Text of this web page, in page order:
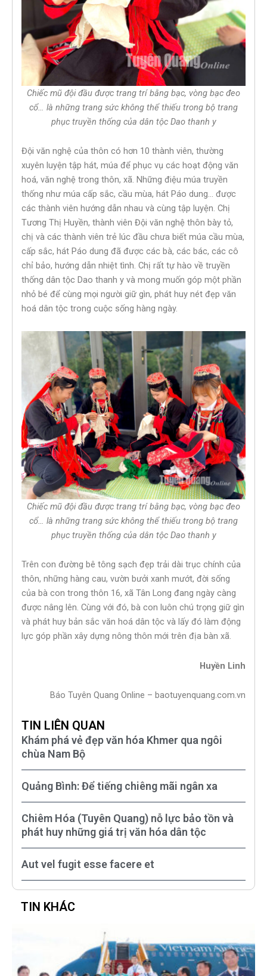
Chiếc mũ đội đầu được trang trí bằng bạc, vòng bạc đeo
cổ… là những trang sức không thể thiếu trong bộ trang
phục truyền thống của dân tộc Dao thanh y
Đội văn nghệ của thôn có hơn 10 thành viên, thường
xuyên luyện tập hát, múa để phục vụ các hoạt động văn
hoá, văn nghệ trong thôn, xã. Những điệu múa truyền
thống như múa cấp sắc, cầu mùa, hát Páo dung… được
các thành viên hướng dẫn nhau và cùng tập luyện. Chị
Tương Thị Huyền, thành viên Đội văn nghệ thôn bày tỏ,
chị và các thành viên trẻ lúc đầu chưa biết múa cầu mùa,
cấp sắc, hát Páo dung đã được các bà, các bác, các cô
chỉ bảo, hướng dẫn nhiệt tình. Chị rất tự hào về truyền
thống dân tộc Dao thanh y và mong muốn góp một phần
nhỏ bé để cùng mọi người giữ gìn, phát huy nét đẹp văn
hoá dân tộc trong cuộc sống hàng ngày.
Chiếc mũ đội đầu được trang trí bằng bạc, vòng bạc đeo
cổ… là những trang sức không thể thiếu trong bộ trang
phục truyền thống của dân tộc Dao thanh y
Trên con đường bê tông sạch đẹp trải dài trục chính của
thôn, những hàng cau, vườn bưởi xanh mướt, đời sống
của bà con trong thôn 16, xã Tân Long đang ngày càng
được nâng lên. Cùng với đó, bà con luôn chú trọng giữ gìn
và phát huy bản sắc văn hoá dân tộc và lấy đó làm động
lực góp phần xây dựng nông thôn mới trên địa bàn xã.
Huyền Linh
Báo Tuyên Quang Online – baotuyenquang.com.vn
TIN LIÊN QUAN
Khám phá vẻ đẹp văn hóa Khmer qua ngôi
chùa Nam Bộ
Quảng Bình: Để tiếng chiêng mãi ngân xa
Chiêm Hóa (Tuyên Quang) nỗ lực bảo tồn và
phát huy những giá trị văn hóa dân tộc
Aut vel fugit esse facere et
TIN KHÁC